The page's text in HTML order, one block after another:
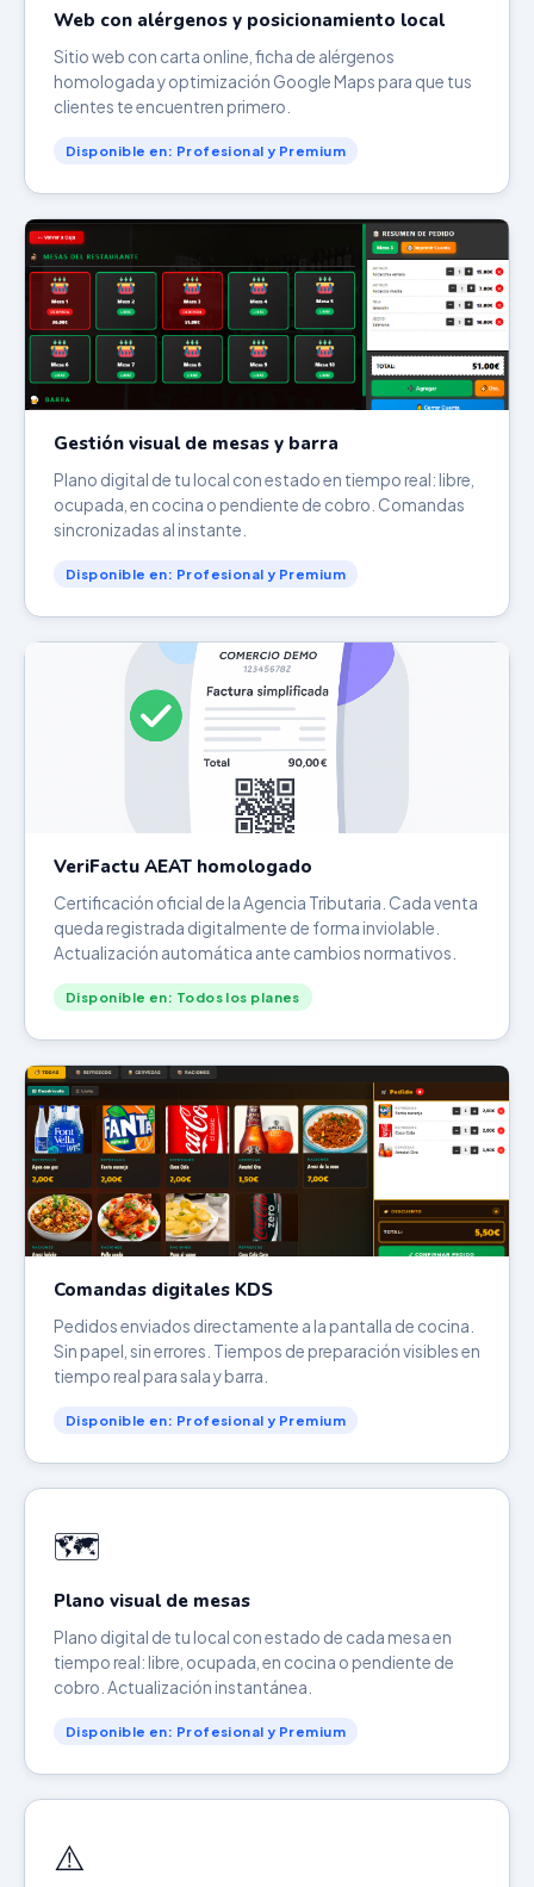
Web con alérgenos y posicionamiento local
Sitio web con carta online, ficha de alérgenos
homologada y optimización Google Maps para que tus
clientes te encuentren primero.
Disponible en: Profesional y Premium
Gestión visual de mesas y barra
Plano digital de tu local con estado en tiempo real: libre,
ocupada, en cocina o pendiente de cobro. Comandas
sincronizadas al instante.
Disponible en: Profesional y Premium
VeriFactu AEAT homologado
Certificación oficial de la Agencia Tributaria. Cada venta
queda registrada digitalmente de forma inviolable.
Actualización automática ante cambios normativos.
Disponible en: Todos los planes
Comandas digitales KDS
Pedidos enviados directamente a la pantalla de cocina.
Sin papel, sin errores. Tiempos de preparación visibles en
tiempo real para sala y barra.
Disponible en: Profesional y Premium
🗺️
Plano visual de mesas
Plano digital de tu local con estado de cada mesa en
tiempo real: libre, ocupada, en cocina o pendiente de
cobro. Actualización instantánea.
Disponible en: Profesional y Premium
⚠️